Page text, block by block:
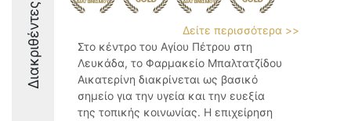
Διακριθέντες
Δείτε περισσότερα >>
Στο κέντρο του Αγίου Πέτρου στη
Λευκάδα, το Φαρμακείο Μπαλτατζίδου
Αικατερίνη διακρίνεται ως βασικό
σημείο για την υγεία και την ευεξία
της τοπικής κοινωνίας. Η επιχείρηση